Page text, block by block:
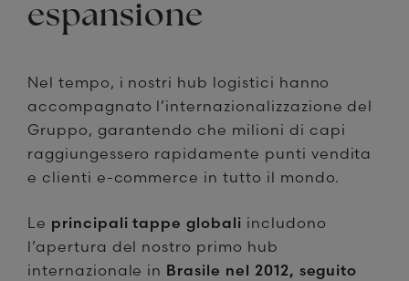
espansione
Nel tempo, i nostri hub logistici hanno
accompagnato l’internazionalizzazione del
Gruppo, garantendo che milioni di capi
raggiungessero rapidamente punti vendita
e clienti e-commerce in tutto il mondo.
Le principali tappe globali includono
l’apertura del nostro primo hub
internazionale in Brasile nel 2012, seguito